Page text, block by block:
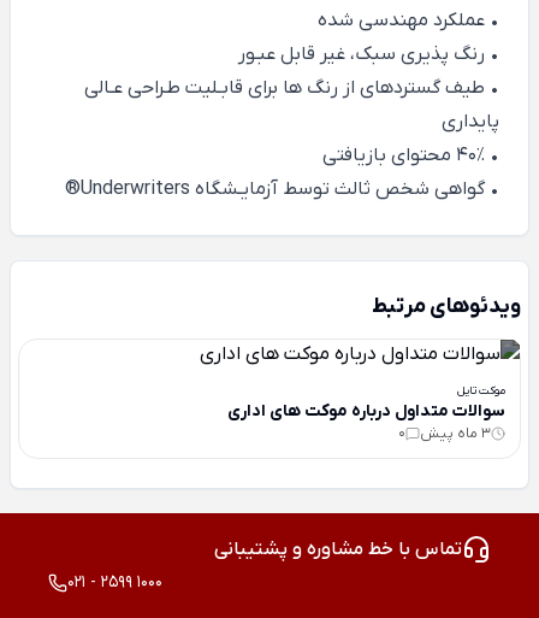
• عملکرد مهندسی شده
• رنگ پذیری سبک، غیر قابل عبـور
• طیف گسترده‎ای از رنگ ها برای قابـلیت طـراحی عـالی
پایداری
• 40٪ محتوای بازیافتی
• گواهی شخص ثالث توسط آزمایـشگاه Underwriters®
ویدئوهای مرتبط
موکت تایل
سوالات متداول درباره موکت های اداری
3 ماه پیش 0
تماس با خط مشاوره و پشتیبانی
021 - 2599 1000